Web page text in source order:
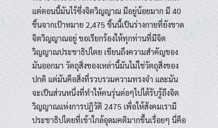
แต่ตอนนี้มันไร้ซึ่งจิตวิญญาณ มีอยู่น้อยมาก มี 40
ชิ้นจากเป้าหมาย 2,475 ชิ้นนี้เป็นร่างกายที่ยังขาด
จิตวิญญาณอยู่ ขอเรียกร้องให้ทุกท่านที่มีจิต
วิญญาณประชาธิปไตย เขียนถึงความสำคัญของ
มันออกมา วัตถุสิ่งของเหล่านี้มันไม่ใช่วัตถุสิ่งของ
ปกติ แต่มันคือสิ่งที่รวบรวมความทรงจำ และมัน
จะเป็นส่วนหนึ่งที่ทำให้คนรุ่นต่อๆไปได้รับรู้ถึงจิต
วิญญาณแห่งการปฏิวัติ 2475 เพื่อให้สังคมเรามี
ประชาธิปไตยที่เข้าใกล้อุดมคติมากขึ้นเรื่อยๆ นี่คือ